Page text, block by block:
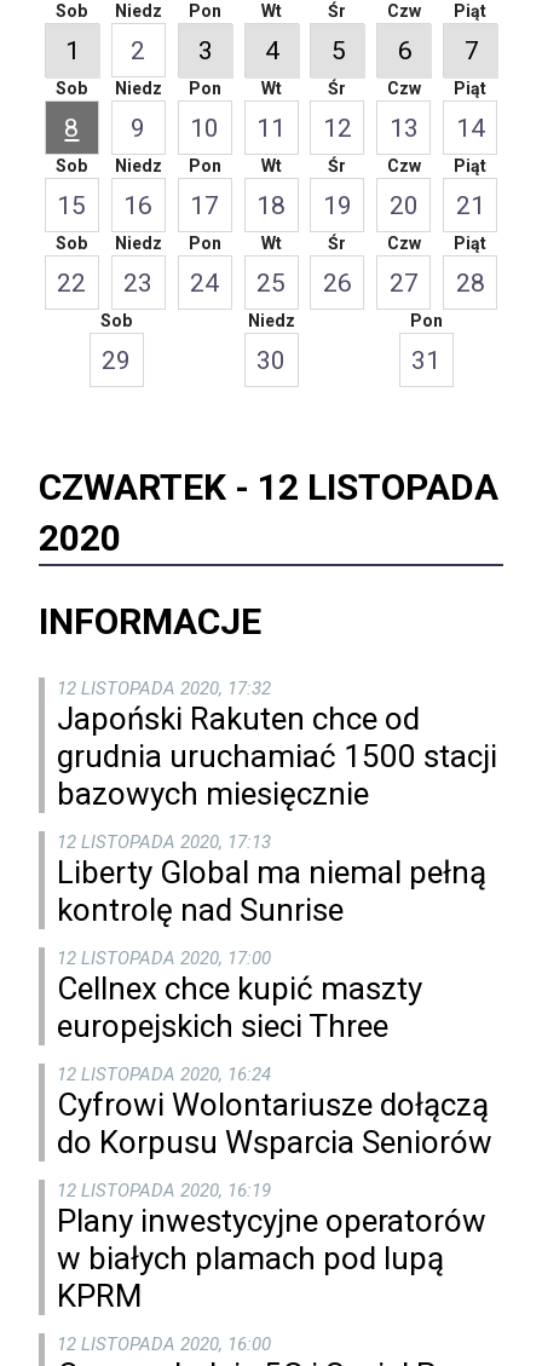
Sob
1
Niedz
2
Pon
3
Wt
4
Śr
5
Czw
6
Piąt
7
Sob
8
Niedz
9
Pon
10
Wt
11
Śr
12
Czw
13
Piąt
14
Sob
15
Niedz
16
Pon
17
Wt
18
Śr
19
Czw
20
Piąt
21
Sob
22
Niedz
23
Pon
24
Wt
25
Śr
26
Czw
27
Piąt
28
Sob
29
Niedz
30
Pon
31
CZWARTEK - 12 LISTOPADA
2020
INFORMACJE
12 LISTOPADA 2020, 17:32
Japoński Rakuten chce od
grudnia uruchamiać 1500 stacji
bazowych miesięcznie
12 LISTOPADA 2020, 17:13
Liberty Global ma niemal pełną
kontrolę nad Sunrise
12 LISTOPADA 2020, 17:00
Cellnex chce kupić maszty
europejskich sieci Three
12 LISTOPADA 2020, 16:24
Cyfrowi Wolontariusze dołączą
do Korpusu Wsparcia Seniorów
12 LISTOPADA 2020, 16:19
Plany inwestycyjne operatorów
w białych plamach pod lupą
KPRM
12 LISTOPADA 2020, 16:00